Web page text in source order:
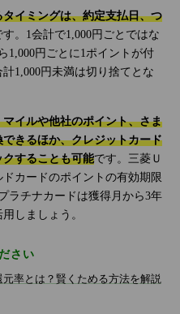
イミングは、約定支払日、つ
す。1会計で1,000円ごとではな
1,000円ごとに1ポイントが付
1,000円未満は切り捨てとな
イルや他社のポイント、さま
きるほか、クレジットカード
することも可能です。三菱Ｕ
カードのポイントの有効期限
ラチナカードは獲得月から3年
しましょう。
さい
率とは？賢くためる方法を解説